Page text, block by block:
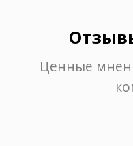
Ценные